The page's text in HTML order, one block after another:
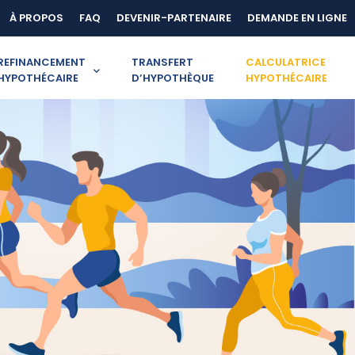
À PROPOS FAQ DEVENIR-PARTENAIRE DEMANDE EN LIGNE
TRANSFERT
D’HYPOTHÈQUE
CALCULATRICE
HYPOTHÉCAIRE